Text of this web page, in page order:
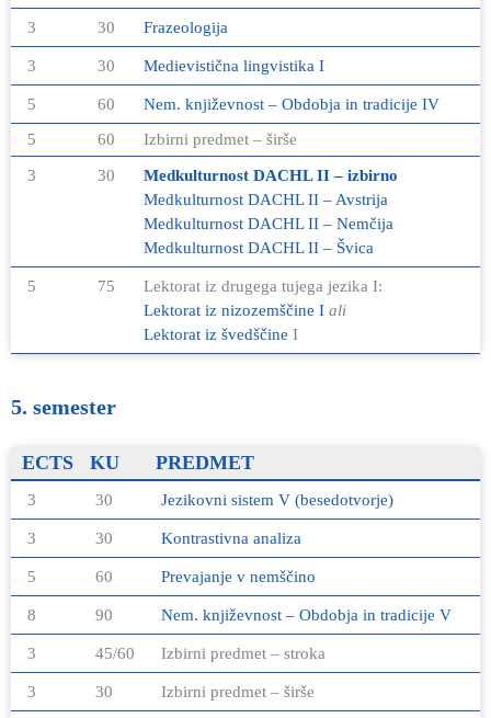
3 30 Frazeologija
3 30 Medievistična lingvistika I
5 60
Nem. književnost – Obdobja in tradicije IV
5
60 Izbirni predmet – širše
3 30
Medkulturnost DACHL II – izbirno
Medkulturnost DACHL II – Avstrija
Medkulturnost DACHL II – Nemčija
Medkulturnost DACHL II – Švica
5 75
Lektorat iz drugega tujega jezika I:
Lektorat iz nizozemščine I ali
Lektorat iz švedščine I
5. semester
ECTS KU PREDMET
3 30 Jezikovni sistem V (besedotvorje)
3 30 Kontrastivna analiza
5 60 Prevajanje v nemščino
8 90 Nem. književnost – Obdobja in tradicije V
3 45/60 Izbirni predmet – stroka
3 30 Izbirni predmet – širše